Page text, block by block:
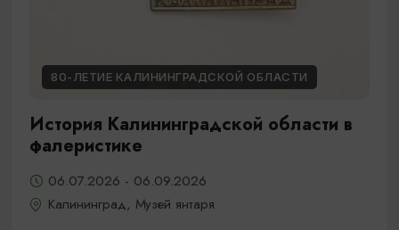
80-ЛЕТИЕ КАЛИНИНГРАДСКОЙ ОБЛАСТИ
История Калининградской области в
фалеристике
06.07.2026 - 06.09.2026
Калининград, Музей янтаря